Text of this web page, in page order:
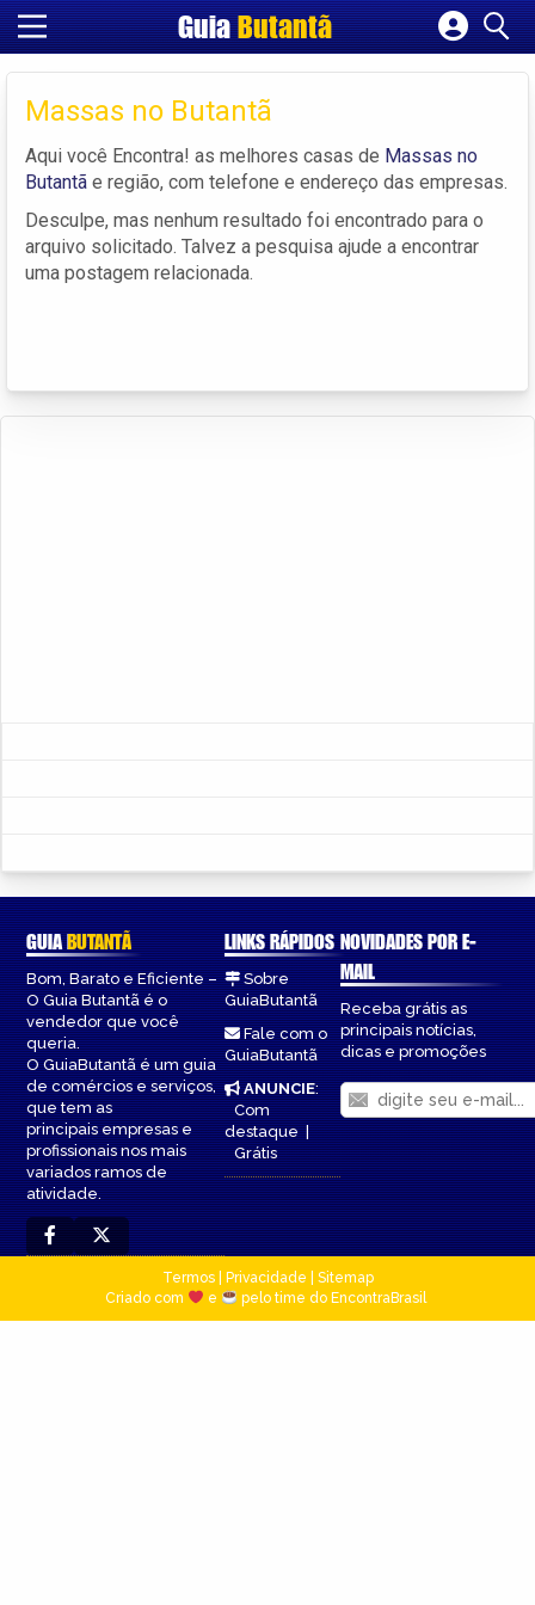
GuiaButantã
Cadastrar empresa
Fazer login
Criar conta
Massas no Butantã
Aqui você Encontra! as melhores casas de Massas no
Butantã e região, com telefone e endereço das empresas.
Desculpe, mas nenhum resultado foi encontrado para o
arquivo solicitado. Talvez a pesquisa ajude a encontrar
uma postagem relacionada.
GUIABUTANTÃ
Bom, Barato e Eficiente –
O Guia Butantã é o
vendedor que você
queria.
O GuiaButantã é um guia
de comércios e serviços,
que tem as
principais empresas e
profissionais nos mais
variados ramos de
atividade.
LINKS RÁPIDOS
Sobre
GuiaButantã
Fale com o
GuiaButantã
ANUNCIE:
Com
destaque|
Grátis
NOVIDADES POR E-
MAIL
Receba grátis as
principais notícias,
dicas e promoções
Termos| Privacidade
Sitemap
Criado com
e pelo time do EncontraBrasil